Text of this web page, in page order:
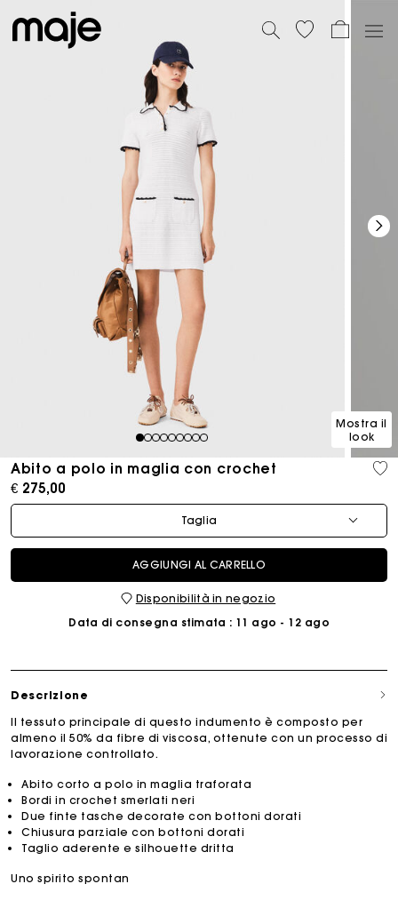
123456789
Mostra il
look
Abito a polo in maglia con crochet
€ 275,00
Taglia
AGGIUNGI AL CARRELLO
Disponibilità in negozio
Data di consegna stimata : 11 ago - 12 ago
Descrizione
Il tessuto principale di questo indumento è composto per
almeno il 50% da fibre di viscosa, ottenute con un processo di
lavorazione controllato.
Abito corto a polo in maglia traforata
Bordi in crochet smerlati neri
Due finte tasche decorate con bottoni dorati
Chiusura parziale con bottoni dorati
Taglio aderente e silhouette dritta
Uno spirito spontan